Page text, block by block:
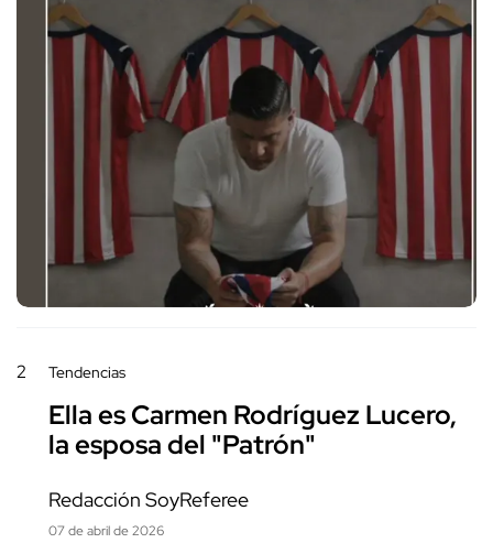
2 Tendencias
Ella es Carmen Rodríguez Lucero,
la esposa del "Patrón"
Redacción SoyReferee
07 de abril de 2026